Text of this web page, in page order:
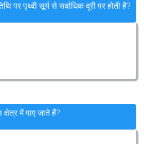
पर पृथ्वी सूर्य से सर्वाधिक दूरी पर होती है?
में पाए जाते हैं?